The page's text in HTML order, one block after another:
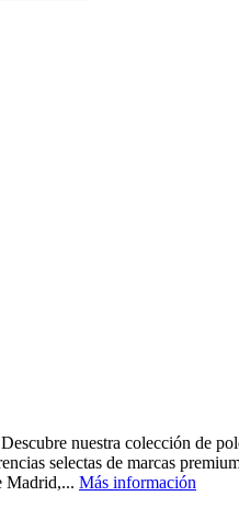
nuestra colección de
selectas de marcas
Madrid,... Más información